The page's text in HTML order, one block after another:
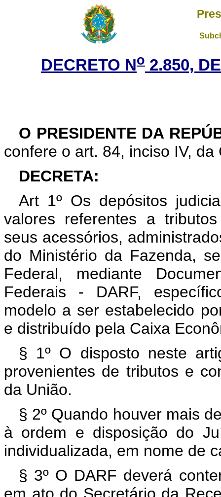
DECRETO No 2.850,
O PRESIDENTE DA
confere o art. 84, inciso IV, da
DECRETA:
Art 1º Os depósitos
valores referentes a
seus acessórios,
do Ministério da Fazenda,
Federal, mediante
Federais - DARF,
modelo a ser estabelecido
e distribuído pela Caixa
§ 1º O disposto neste
provenientes de tributos e
da União.
§ 2º Quando houver mais
à ordem e disposição do
individualizada, em nome de
§ 3º O DARF deverá